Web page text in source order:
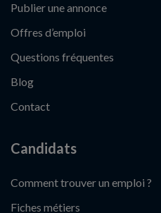
Publier une annonce
Offres d’emploi
Questions fréquentes
Blog
Contact
Candidats
Comment trouver un emploi ?
Fiches métiers